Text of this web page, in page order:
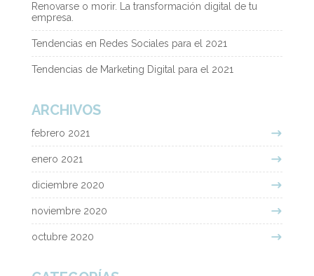
Renovarse o morir. La transformación digital de tu
empresa.
Tendencias en Redes Sociales para el 2021
Tendencias de Marketing Digital para el 2021
ARCHIVOS
febrero 2021
enero 2021
diciembre 2020
noviembre 2020
octubre 2020